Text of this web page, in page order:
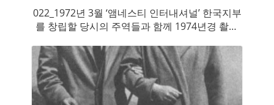
022_1972년 3월 ‘앰네스티 인터내셔널’ 한국지부
를 창립할 당시의 주역들과 함께 1974년경 촬영